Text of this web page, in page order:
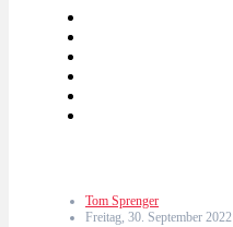
Tom Sprenger
Freitag, 30. September 2022